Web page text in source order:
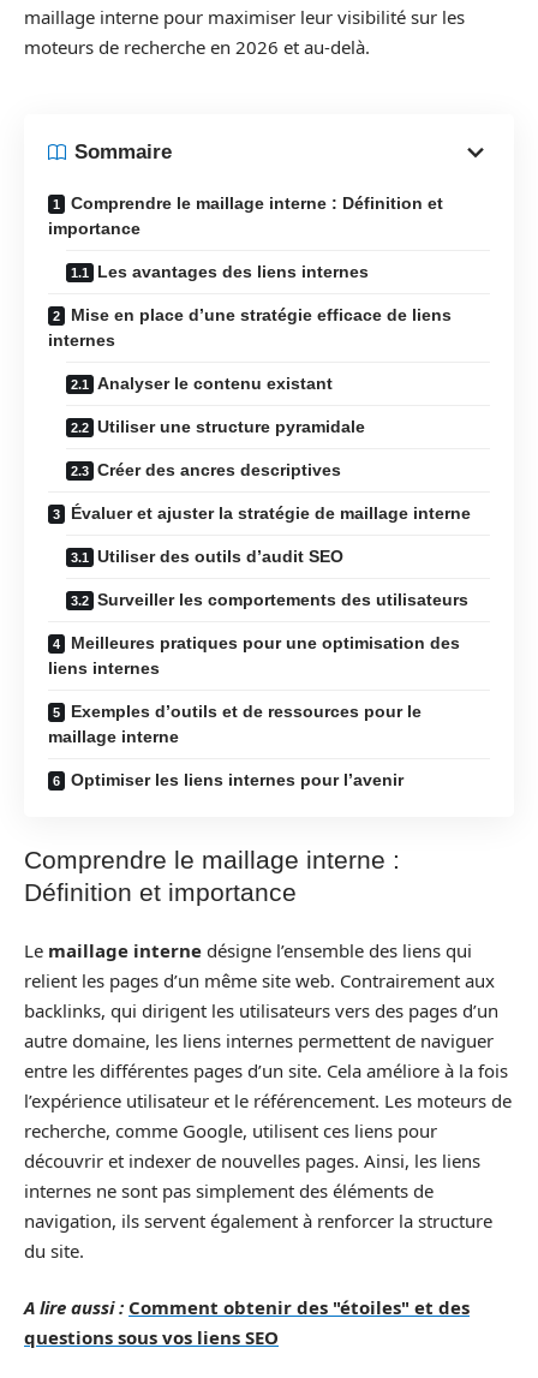
maillage interne pour maximiser leur visibilité sur les
moteurs de recherche en 2026 et au-delà.
Sommaire
Comprendre le maillage interne : Définition et
importance
Les avantages des liens internes
Mise en place d’une stratégie efficace de liens
internes
Analyser le contenu existant
Utiliser une structure pyramidale
Créer des ancres descriptives
Évaluer et ajuster la stratégie de maillage interne
Utiliser des outils d’audit SEO
Surveiller les comportements des utilisateurs
Meilleures pratiques pour une optimisation des
liens internes
Exemples d’outils et de ressources pour le
maillage interne
Optimiser les liens internes pour l’avenir
Comprendre le maillage interne :
Définition et importance
Le maillage interne désigne l’ensemble des liens qui
relient les pages d’un même site web. Contrairement aux
backlinks, qui dirigent les utilisateurs vers des pages d’un
autre domaine, les liens internes permettent de naviguer
entre les différentes pages d’un site. Cela améliore à la fois
l’expérience utilisateur et le référencement. Les moteurs de
recherche, comme Google, utilisent ces liens pour
découvrir et indexer de nouvelles pages. Ainsi, les liens
internes ne sont pas simplement des éléments de
navigation, ils servent également à renforcer la structure
du site.
A lire aussi : Comment obtenir des "étoiles" et des
questions sous vos liens SEO